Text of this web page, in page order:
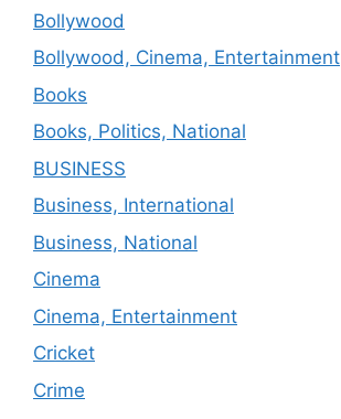
Bollywood
Bollywood, Cinema, Entertainment
Books
Books, Politics, National
BUSINESS
Business, International
Business, National
Cinema
Cinema, Entertainment
Cricket
Crime